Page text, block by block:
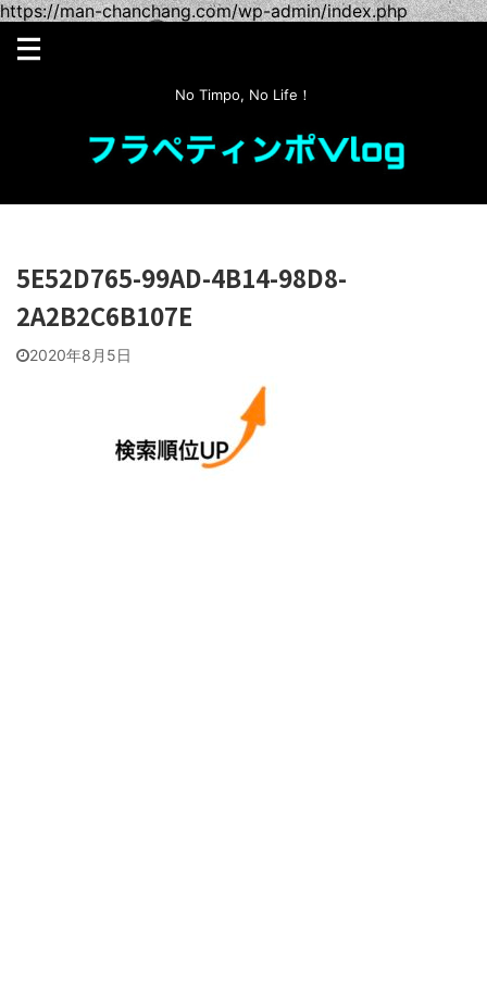
https://man-chanchang.com/wp-admin/index.php
No Timpo, No Life！
5E52D765-99AD-4B14-98D8-
2A2B2C6B107E
2020年8月5日